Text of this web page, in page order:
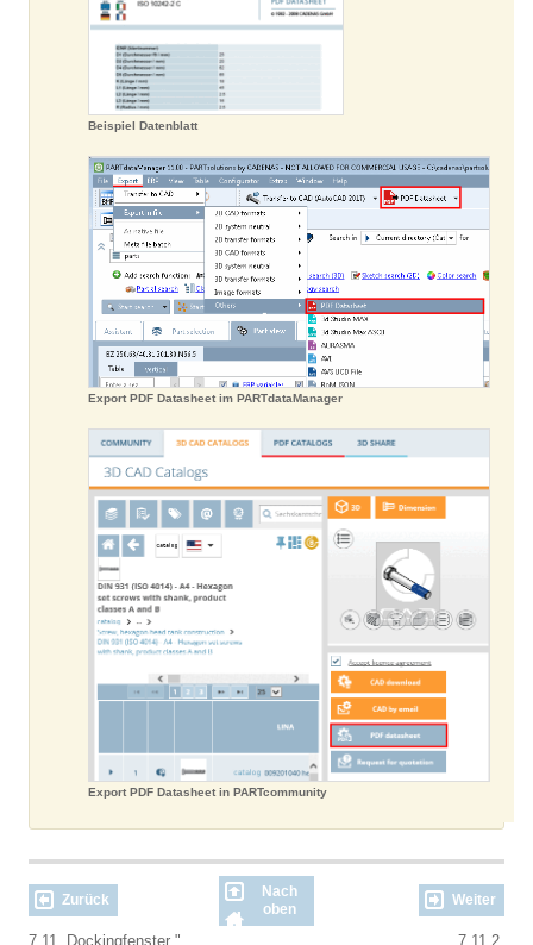
Beispiel Datenblatt
Export PDF Datasheet im PARTdataManager
Export PDF Datasheet in PARTcommunity
Zurück
Nach
oben
Weiter
7.11. Dockingfenster " 7.11.2.